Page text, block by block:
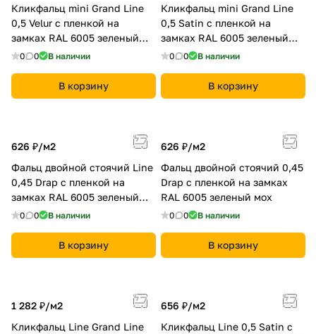
Кликфальц mini Grand Line
0,5 Velur с пленкой на
замках RAL 6005 зеленый
мох
0 0 В наличии
В корзину
Кликфальц mini Grand Line
0,5 Satin с пленкой на
замках RAL 6005 зеленый
мох
0 0 В наличии
В корзину
626 ₽/м2
Фальц двойной стоячий Line
0,45 Drap с пленкой на
замках RAL 6005 зеленый
мох
0 0 В наличии
В корзину
626 ₽/м2
Фальц двойной стоячий 0,45
Drap с пленкой на замках
RAL 6005 зеленый мох
0 0 В наличии
В корзину
1 282 ₽/м2
Кликфальц Line Grand Line
656 ₽/м2
Кликфальц Line 0,5 Satin с